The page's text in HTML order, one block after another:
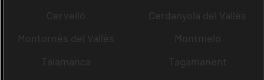
Cervelló
Cerdanyola del Vallès
Montornès del Vallès
Montmeló
Talamanca
Tagamanent